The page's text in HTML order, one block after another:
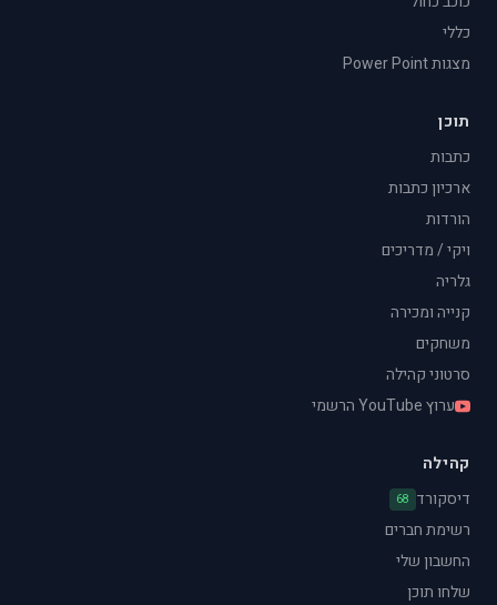
כללי
מצגות Power Point
תוכן
כתבות
ארכיון כתבות
הורדות
ויקי / מדריכים
גלריה
קנייה ומכירה
משחקים
סרטוני קהילה
ערוץ YouTube הרשמי
קהילה
דיסקורד 68
רשימת חברים
החשבון שלי
שלחו תוכן